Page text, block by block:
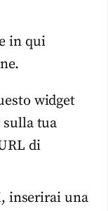
in qui
widget
sulla tua
di
inserirai una